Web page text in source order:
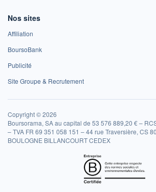
Nos sites
Affiliation
BoursoBank
Publicité
Site Groupe & Recrutement
Copyright © 2026
Boursorama, SA au capital de 53 576 889,20 € –
– TVA FR 69 351 058 151 – 44 rue Traversière, CS
BOULOGNE BILLANCOURT CEDEX